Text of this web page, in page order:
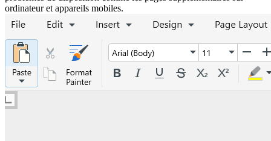
ordinateur et appareils mobiles.